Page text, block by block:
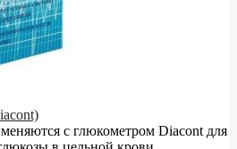
с глюкометром Diacont для